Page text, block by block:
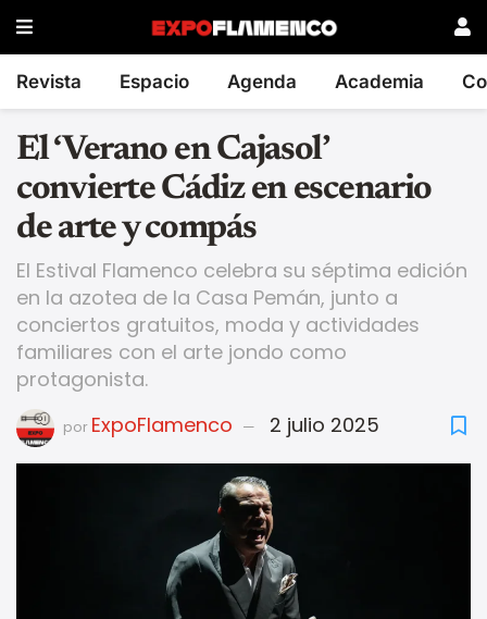
Revista Espacio Agenda Academia
El ‘Verano en Cajasol’
convierte Cádiz en escenario
de arte y compás
El Estival Flamenco celebra su séptima edición
en la azotea de la Casa Pemán, junto a
conciertos gratuitos, moda y actividades
familiares con el arte jondo como
protagonista.
por ExpoFlamenco 2 julio 2025